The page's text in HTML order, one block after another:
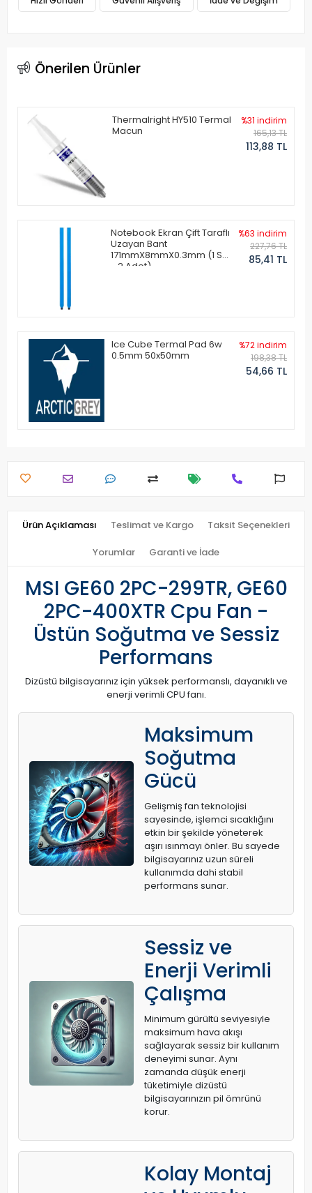
Önerilen Ürünler
Thermalright HY510 Termal
Macun
%31 indirim
165,13 TL
113,88 TL
Notebook Ekran Çift Taraflı
Uzayan Bant
171mmX8mmX0.3mm (1 Set
- 2 Adet)
%63 indirim
227,76 TL
85,41 TL
Ice Cube Termal Pad 6w
0.5mm 50x50mm
%72 indirim
198,38 TL
54,66 TL
Ürün Açıklaması Teslimat ve Kargo Taksit Seçenekleri
Yorumlar Garanti ve İade
MSI GE60 2PC-299TR, GE60
2PC-400XTR Cpu Fan -
Üstün Soğutma ve Sessiz
Performans
Dizüstü bilgisayarınız için yüksek performanslı, dayanıklı ve
enerji verimli CPU fanı.
Maksimum
Soğutma
Gücü
Gelişmiş fan teknolojisi
sayesinde, işlemci sıcaklığını
etkin bir şekilde yöneterek
aşırı ısınmayı önler. Bu sayede
bilgisayarınız uzun süreli
kullanımda dahi stabil
performans sunar.
Sessiz ve
Enerji Verimli
Çalışma
Minimum gürültü seviyesiyle
maksimum hava akışı
sağlayarak sessiz bir kullanım
deneyimi sunar. Aynı
zamanda düşük enerji
tüketimiyle dizüstü
bilgisayarınızın pil ömrünü
korur.
Kolay Montaj